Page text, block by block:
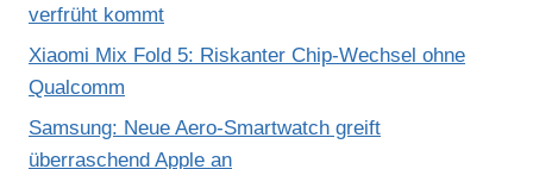
verfrüht kommt
Xiaomi Mix Fold 5: Riskanter Chip-Wechsel ohne
Qualcomm
Samsung: Neue Aero-Smartwatch greift
überraschend Apple an